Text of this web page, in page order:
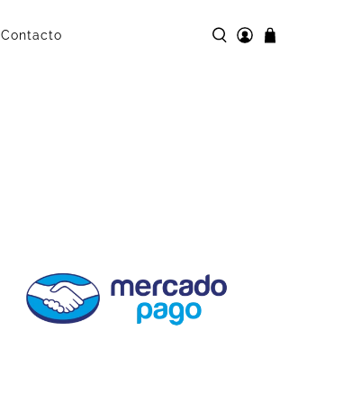
Contacto